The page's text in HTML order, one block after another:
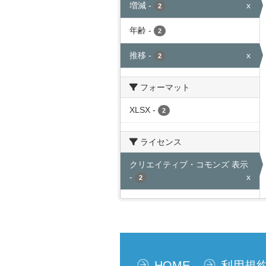
増減 - 2 x
年齢 - 2
推移 - 2 x
フォーマット
XLSX - 2
ライセンス
クリエイティブ・コモンズ 表示
-
2 x